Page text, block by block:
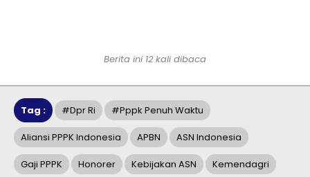
Berita ini 12 kali dibaca
Tag : #dpr Ri #pppk Penuh Waktu
Aliansi PPPK Indonesia APBN ASN Indonesia
Gaji PPPK Honorer Kebijakan ASN Kemendagri